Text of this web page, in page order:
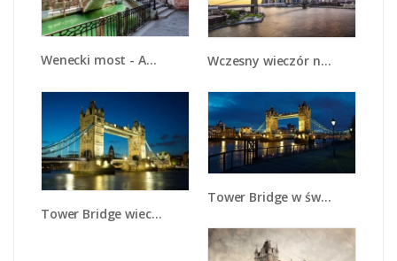
Wenecki most - AM523 Wczesny wieczór nad Mostem Brooklińskim - AM701
Tower Bridge wieczorową porą - AM159
Tower Bridge w świetle nocnych lamp - AM210